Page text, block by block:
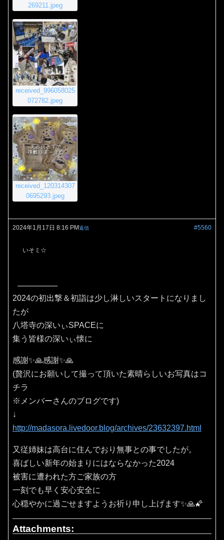
269211.jpeg
received_996058025
072782.jpeg
received_120314307
0695293.jpeg
2024年1月17日 8:16 PM #5560
返信
いそミ☆
2024の初出撃＆初詣は少し淋しいスタートになりまし
たが
八塔寺の深いぃSPACEに
集う皆様の深いぃ懐に
感謝✨🙏感謝✨🙏
(贅沢にお願いして撮って頂いた素晴らしいお写真はコ
チラ
※メンバーさんのブログです)
↓
http://madasora.livedoor.blog/archives/23632397.html
又従姉妹は高台に住んでおり無事との事でしたが。
喜ばしい新年の始まりにはならなかった2024
被害に遭われた方ご家族の方
一刻でも早く安心安全に
心穏やかに過ごせますようお祈り申し上げます✨🙏🌠
Attachments: